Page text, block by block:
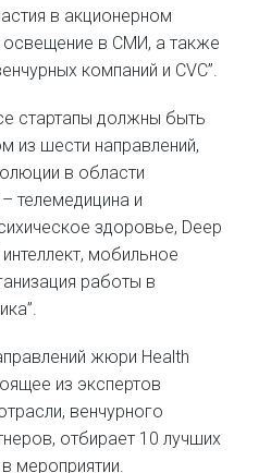
в акционерном
освещение в СМИ, а также
компаний и CVC”.
стартапы должны быть
из шести направлений,
в области
телемедицина и
здоровье, Deep
мобильное
работы в
жюри Health
из экспертов
венчурного
отбирает 10 лучших
мероприятии.